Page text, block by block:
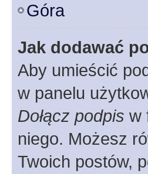
Góra
Jak dodawać
Aby umieścić
w panelu
Dołącz podpis w
niego. Możesz
Twoich postów,